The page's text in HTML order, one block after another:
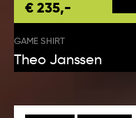
€ 235,-
GAME SHIRT
Theo Janssen